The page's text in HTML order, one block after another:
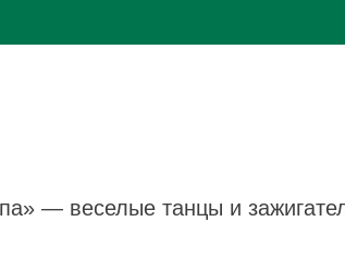
— веселые танцы и